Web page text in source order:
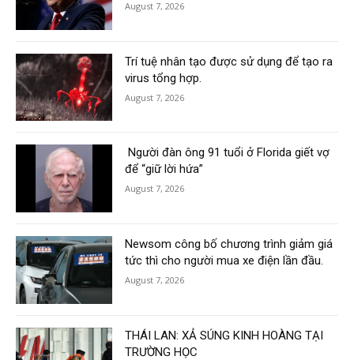
August 7, 2026
Trí tuệ nhân tạo được sử dụng để tạo ra
virus tổng hợp.
August 7, 2026
Người đàn ông 91 tuổi ở Florida giết vợ
để “giữ lời hứa”
August 7, 2026
Newsom công bố chương trình giảm giá
tức thì cho người mua xe điện lần đầu.
August 7, 2026
THÁI LAN: XẢ SÚNG KINH HOÀNG TẠI
TRƯỜNG HỌC